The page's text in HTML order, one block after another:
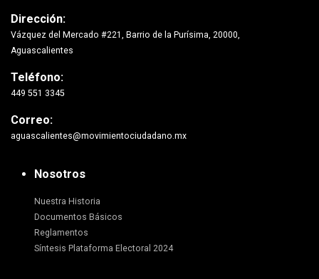
Dirección:
Vázquez del Mercado #221, Barrio de la Purísima, 20000,
Aguascalientes
Teléfono:
449 551 3345
Correo:
aguascalientes@movimientociudadano.mx
Nosotros
Nuestra Historia
Documentos Básicos
Reglamentos
Síntesis Plataforma Electoral 2024